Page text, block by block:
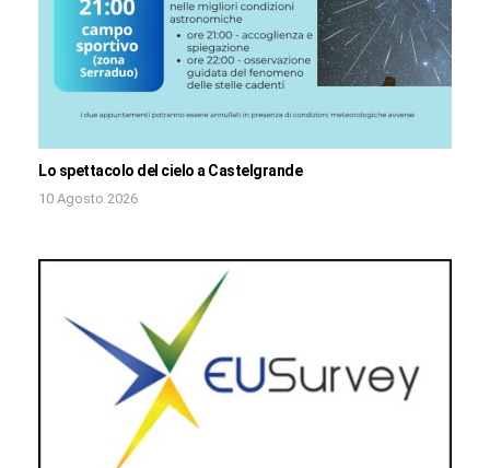
Lo spettacolo del cielo a Castelgrande
10 Agosto 2026